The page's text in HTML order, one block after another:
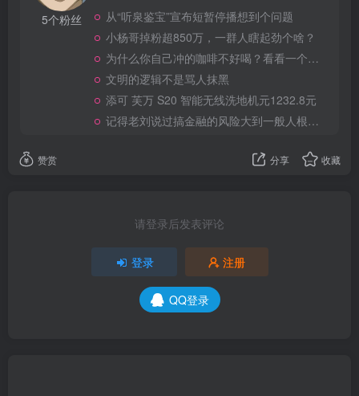
5个粉丝
从“听泉鉴宝”宣布短暂停播想到个问题
小杨哥掉粉超850万，一群人瞎起劲个啥？
为什么你自己冲的咖啡不好喝？看看一个自媒体博主的分享
文明的逻辑不是骂人抹黑
添可 芙万 S20 智能无线洗地机元1232.8元
记得老刘说过搞金融的风险大到一般人根本承受不起
赞赏 分享 收藏
请登录后发表评论
登录 注册
QQ登录